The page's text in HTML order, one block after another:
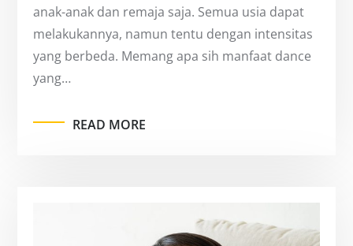
anak-anak dan remaja saja. Semua usia dapat
melakukannya, namun tentu dengan intensitas
yang berbeda. Memang apa sih manfaat dance
yang…
READ MORE